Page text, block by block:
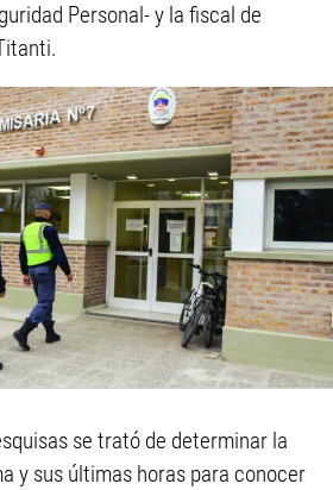
Personal- y la fiscal de
se trató de determinar la
y sus últimas horas para conocer